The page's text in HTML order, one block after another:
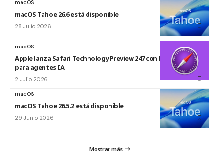
macOS
macOS Tahoe 26.6 está disponible
28 Julio 2026
macOS
Apple lanza Safari Technology Preview 247 con MCP Server
para agentes IA
2 Julio 2026
macOS
macOS Tahoe 26.5.2 está disponible
29 Junio 2026
Mostrar más